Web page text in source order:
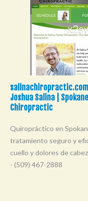
Joshua Salina |
Chiropractic
Quiropráctico en
tratamiento seguro y
cuello y dolores de
- (509) 467-2888